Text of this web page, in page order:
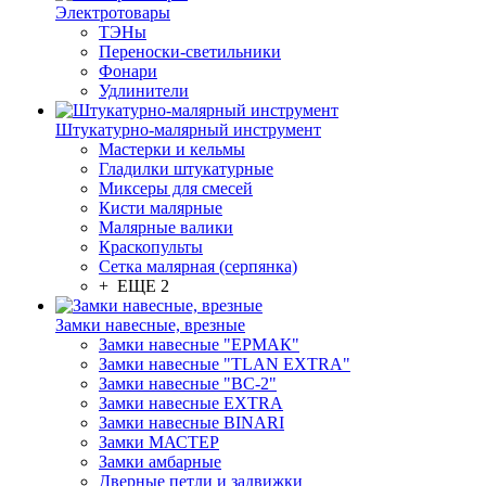
Электротовары
ТЭНы
Переноски-светильники
Фонари
Удлинители
Штукатурно-малярный инструмент
Мастерки и кельмы
Гладилки штукатурные
Миксеры для смесей
Кисти малярные
Малярные валики
Краскопульты
Сетка малярная (серпянка)
+ ЕЩЕ 2
Замки навесные, врезные
Замки навесные "ЕРМАК"
Замки навесные "TLAN EXTRA"
Замки навесные "ВС-2"
Замки навесные EXTRA
Замки навесные BINARI
Замки МАСТЕР
Замки амбарные
Дверные петли и задвижки